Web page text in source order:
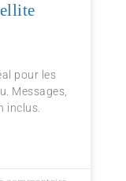
pour les
Messages,
inclus.